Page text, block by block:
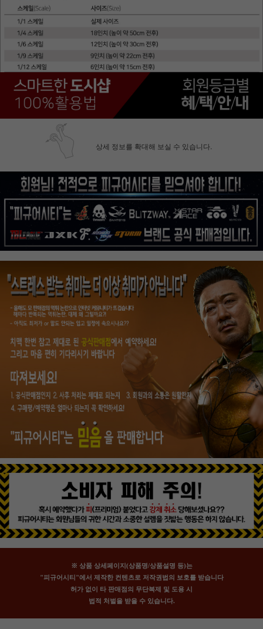
상세 정보를 확대해 보실 수 있습니다.
※ 상품 상세페이지(상품명/상품설명 등)는
"피규어시티"에서 제작한 컨텐츠로 저작권법의 보호를 받습니다
허가 없이 타 판매점의 무단복제 및 도용 시
법적 처벌을 받을 수 있습니다.